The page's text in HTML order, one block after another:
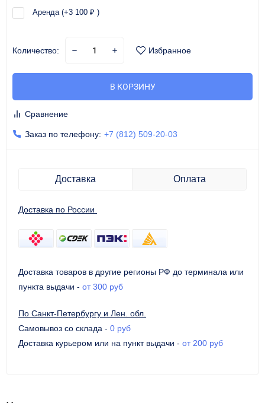
Аренда (+3 100 ₽ )
Количество: Избранное
В КОРЗИНУ
Сравнение
Заказ по телефону: +7 (812) 509-20-03
Доставка Оплата
Доставка по России
Доставка товаров в другие регионы РФ до терминала или
пункта выдачи - от 300 руб
По Санкт-Петербургу и Лен. обл.
Самовывоз со склада - 0 руб
Доставка курьером или на пункт выдачи - от 200 руб